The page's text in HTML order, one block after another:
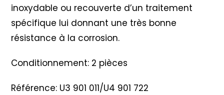
inoxydable ou recouverte d’un traitement
spécifique lui donnant une très bonne
résistance à la corrosion.
Conditionnement: 2 pièces
Référence: U3 901 011/U4 901 722